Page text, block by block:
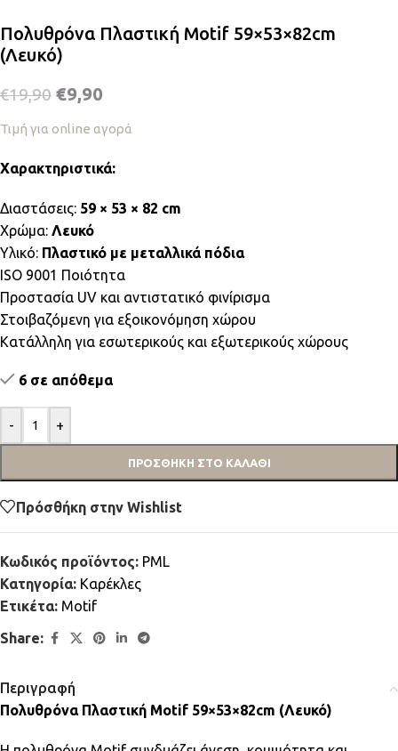
Πολυθρόνα Πλαστική Motif 59×53×82cm
(Λευκό)
€19,90 €9,90
Τιμή για online αγορά
Χαρακτηριστικά:
Διαστάσεις: 59 × 53 × 82 cm
Χρώμα: Λευκό
Υλικό: Πλαστικό με μεταλλικά πόδια
ISO 9001 Ποιότητα
Προστασία UV και αντιστατικό φινίρισμα
Στοιβαζόμενη για εξοικονόμηση χώρου
Κατάλληλη για εσωτερικούς και εξωτερικούς χώρους
6 σε απόθεμα
- +
ΠΡΟΣΘΉΚΗ ΣΤΟ ΚΑΛΆΘΙ
Πρόσθήκη στην Wishlist
Κωδικός προϊόντος: PML
Κατηγορία: Καρέκλες
Ετικέτα: Motif
Share:
Περιγραφή
Πολυθρόνα Πλαστική Motif 59×53×82cm (Λευκό)